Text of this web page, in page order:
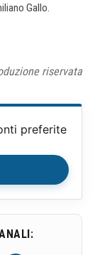
Gallo.
riservata
preferite